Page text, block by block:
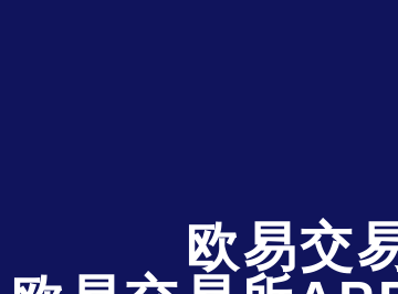
欧易交